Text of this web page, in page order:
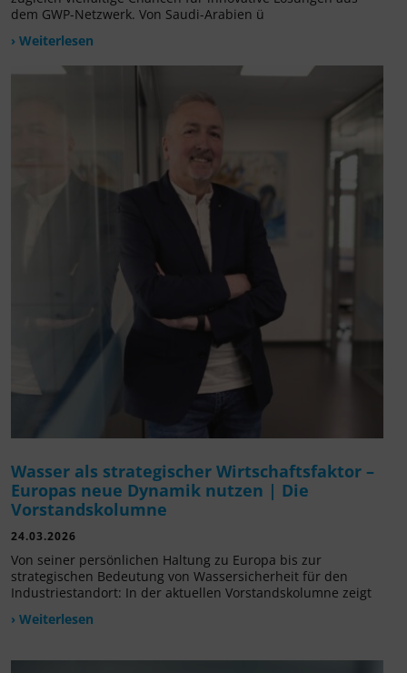
dem GWP-Netzwerk. Von Saudi-Arabien ü
› Weiterlesen
Wasser als strategischer Wirtschaftsfaktor –
Europas neue Dynamik nutzen | Die
Vorstandskolumne
24.03.2026
Von seiner persönlichen Haltung zu Europa bis zur
strategischen Bedeutung von Wassersicherheit für den
Industriestandort: In der aktuellen Vorstandskolumne zeigt
› Weiterlesen